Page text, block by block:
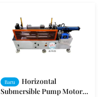
Baru
Horizontal
Submersible Pump Motor